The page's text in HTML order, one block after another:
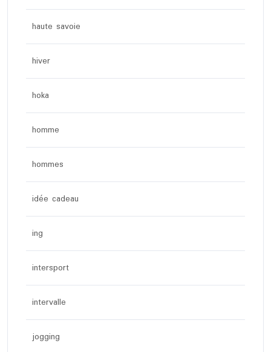
haute savoie
hiver
hoka
homme
hommes
idée cadeau
ing
intersport
intervalle
jogging